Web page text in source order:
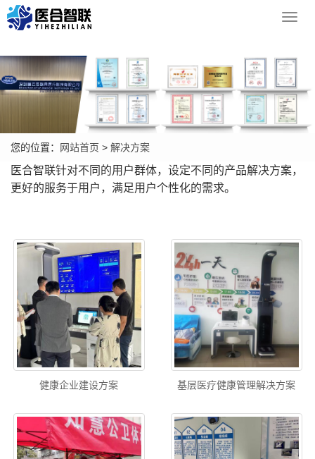
您的位置： 网站首页 > 解决方案
医合智联针对不同的用户群体，设定不同的产品解决方案，
更好的服务于用户，满足用户个性化的需求。
健康企业建设方案 基层医疗健康管理解决方案